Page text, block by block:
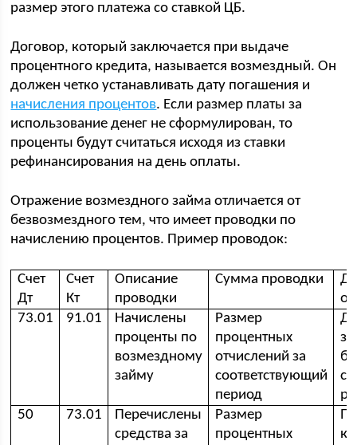
размер этого платежа со ставкой ЦБ.
Договор, который заключается при выдаче
процентного кредита, называется возмездный. Он
должен четко устанавливать дату погашения и
начисления процентов. Если размер платы за
использование денег не сформулирован, то
проценты будут считаться исходя из ставки
рефинансирования на день оплаты.
Отражение возмездного займа отличается от
безвозмездного тем, что имеет проводки по
начислению процентов. Пример проводок:
Счет
Дт
Счет
Кт
Описание
проводки
Сумма проводки
73.01
91.01
Начислены
проценты по
возмездному
займу
Размер
процентных
отчислений за
соответствующий
период
50
73.01
Перечислены
средства за
Размер
процентных